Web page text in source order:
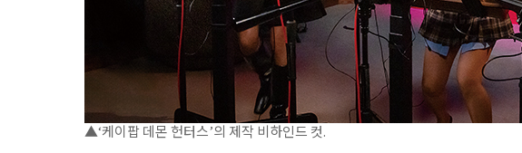
▲‘케이팝 데몬 헌터스’의 제작 비하인드 컷.